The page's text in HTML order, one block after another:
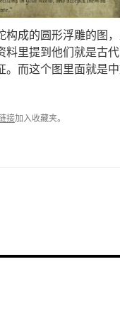
构成的圆形浮雕的图
里提到他们就是古
而这个图里面就是
接加入收藏夹。